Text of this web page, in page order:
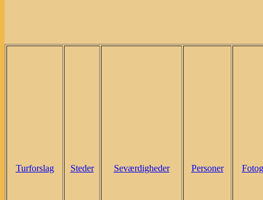
Turforslag Steder Seværdigheder Personer